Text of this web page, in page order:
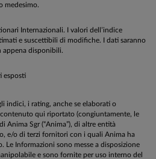
medesimo.
Internazionali. I valori dell’indice
e suscettibili di modifiche. I dati saranno
appena disponibili.
esposti
indici, i rating, anche se elaborati o
qui riportato (congiuntamente, le
Anima Sgr (“Anima”), di altre entità
e/o di terzi fornitori con i quali Anima ha
Le Informazioni sono messe a disposizione
e sono fornite per uso interno del